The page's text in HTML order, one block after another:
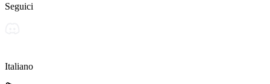
Seguici
Italiano